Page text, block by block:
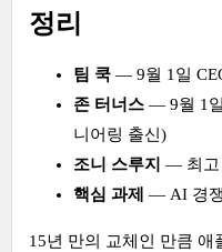
정리
팀 쿡 — 9월 1일
존 터너스 — 9월 1
니어링 출신)
조니 스루지 — 최고
핵심 과제
— AI 경
15년 만의 교체인 만큼 애